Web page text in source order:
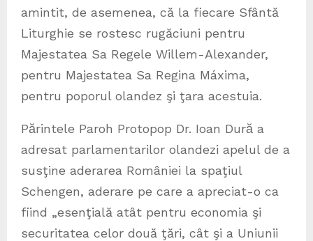
amintit, de asemenea, că la fiecare Sfântă
Liturghie se rostesc rugăciuni pentru
Majestatea Sa Regele Willem-Alexander,
pentru Majestatea Sa Regina Máxima,
pentru poporul olandez şi ţara acestuia.
Pӑrintele Paroh Protopop Dr. Ioan Durӑ a
adresat parlamentarilor olandezi apelul de a
susţine aderarea României la spaţiul
Schengen, aderare pe care a apreciat-o ca
fiind „esenţială atât pentru economia şi
securitatea celor două ţări, cât şi a Uniunii